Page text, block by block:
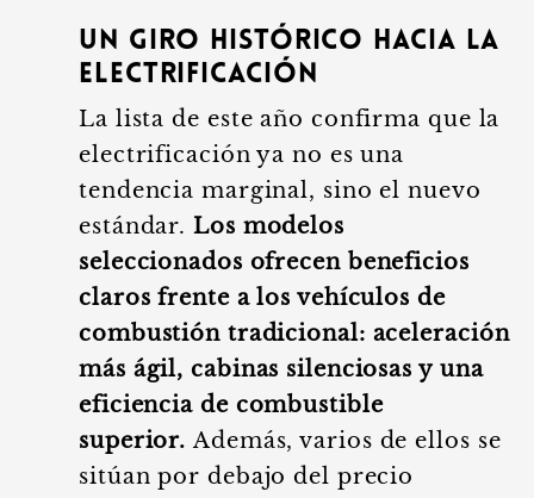
Un giro histórico hacia la
electrificación
La lista de este año confirma que la
electrificación ya no es una
tendencia marginal, sino el nuevo
estándar.Los modelos
seleccionados ofrecen beneficios
claros frente a los vehículos de
combustión tradicional: aceleración
más ágil, cabinas silenciosas y una
eficiencia de combustible
superior. Además, varios de ellos se
sitúan por debajo del precio